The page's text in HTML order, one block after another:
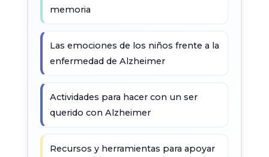
memoria
Las emociones de los niños frente a la
enfermedad de Alzheimer
Actividades para hacer con un ser
querido con Alzheimer
Recursos y herramientas para apoyar